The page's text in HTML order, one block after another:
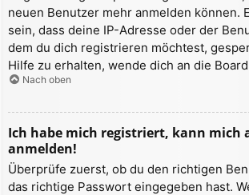
neuen Benutzer mehr anmelden können.
sein, dass deine IP-Adresse oder der
dem du dich registrieren möchtest,
Hilfe zu erhalten, wende dich an die
Nach oben
Ich habe mich registriert, kann mich
anmelden!
Überprüfe zuerst, ob du den richtigen
das richtige Passwort eingegeben hast.